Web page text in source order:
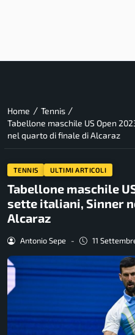
Home / Tennis /
Tabellone maschile US Open
nel quarto di finale di Alcaraz
TENNIS ULTIMI ARTICOLI
Tabellone maschile
sette italiani, Sinner
Alcaraz
Antonio Sepe - 11